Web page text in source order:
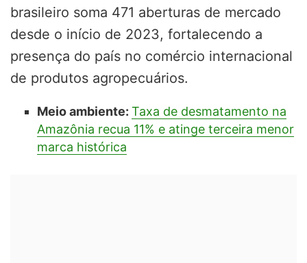
brasileiro soma 471 aberturas de mercado
desde o início de 2023, fortalecendo a
presença do país no comércio internacional
de produtos agropecuários.
Meio ambiente: Taxa de desmatamento na
Amazônia recua 11% e atinge terceira menor
marca histórica